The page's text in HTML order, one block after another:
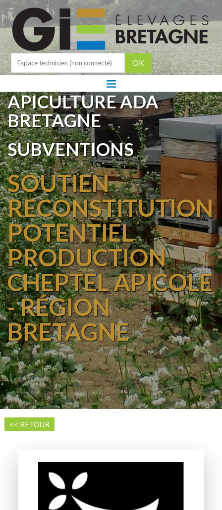
OK
APICULTURE ADA
BRETAGNE
SUBVENTIONS
SOUTIEN
RECONSTITUTION
POTENTIEL
PRODUCTION
CHEPTEL APICOLE
- RÉGION
BRETAGNE
<< RETOUR